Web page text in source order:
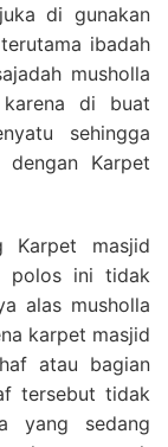
di gunakan
ibadah
musholla
di buat
sehingga
Karpet
Karpet masjid
polos ini tidak
alas musholla
karpet masjid
atau bagian
tersebut tidak
yang sedang